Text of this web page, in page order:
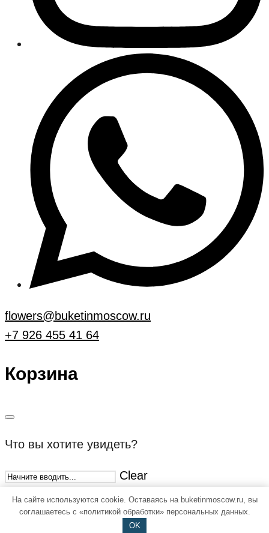
flowers@buketinmoscow.ru
+7 926 455 41 64
Корзина
Что вы хотите увидеть?
Clear
На сайте используются cookie. Оставаясь на buketinmoscow.ru, вы
соглашаетесь с «политикой обработки» персональных данных.
OK